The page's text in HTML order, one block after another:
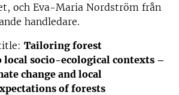
och Eva-Maria Nordström från
handledare.
Tailoring forest
local socio-ecological contexts –
change and local
of forests